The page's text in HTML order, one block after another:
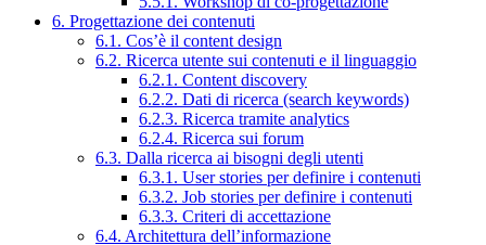
6. Progettazione dei contenuti
6.1. Cos’è il content design
6.2. Ricerca utente sui contenuti e il linguaggio
6.2.1. Content discovery
6.2.2. Dati di ricerca (search keywords)
6.2.3. Ricerca tramite analytics
6.2.4. Ricerca sui forum
6.3. Dalla ricerca ai bisogni degli utenti
6.3.1. User stories per definire i contenuti
6.3.2. Job stories per definire i contenuti
6.3.3. Criteri di accettazione
6.4. Architettura dell’informazione